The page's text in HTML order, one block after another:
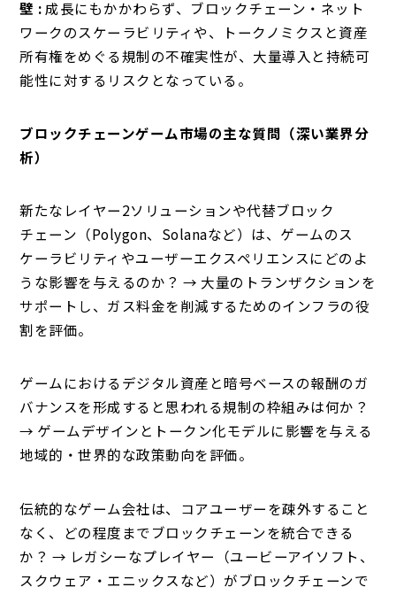
壁 : 成長にもかかわらず、ブロックチェーン・ネット
ワークのスケーラビリティや、トークノミクスと資産
所有権をめぐる規制の不確実性が、大量導入と持続可
能性に対するリスクとなっている。
ブロックチェーンゲーム市場の主な質問（深い業界分
析）
新たなレイヤー2ソリューションや代替ブロック
チェーン（Polygon、Solanaなど）は、ゲームのス
ケーラビリティやユーザーエクスペリエンスにどのよ
うな影響を与えるのか？ → 大量のトランザクションを
サポートし、ガス料金を削減するためのインフラの役
割を評価。
ゲームにおけるデジタル資産と暗号ベースの報酬のガ
バナンスを形成すると思われる規制の枠組みは何か？
→ ゲームデザインとトークン化モデルに影響を与える
地域的・世界的な政策動向を評価。
伝統的なゲーム会社は、コアユーザーを疎外すること
なく、どの程度までブロックチェーンを統合できる
か？ → レガシーなプレイヤー（ユービーアイソフト、
スクウェア・エニックスなど）がブロックチェーンで